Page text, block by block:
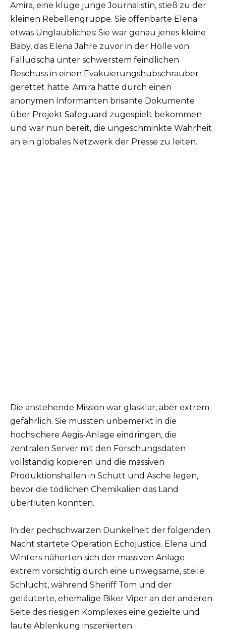
Amira, eine kluge junge Journalistin, stieß zu der
kleinen Rebellengruppe. Sie offenbarte Elena
etwas Unglaubliches: Sie war genau jenes kleine
Baby, das Elena Jahre zuvor in der Hölle von
Falludscha unter schwerstem feindlichen
Beschuss in einen Evakuierungshubschrauber
gerettet hatte. Amira hatte durch einen
anonymen Informanten brisante Dokumente
über Projekt Safeguard zugespielt bekommen
und war nun bereit, die ungeschminkte Wahrheit
an ein globales Netzwerk der Presse zu leiten.
Die anstehende Mission war glasklar, aber extrem
gefährlich. Sie mussten unbemerkt in die
hochsichere Aegis-Anlage eindringen, die
zentralen Server mit den Forschungsdaten
vollständig kopieren und die massiven
Produktionshallen in Schutt und Asche legen,
bevor die tödlichen Chemikalien das Land
überfluten konnten.
In der pechschwarzen Dunkelheit der folgenden
Nacht startete Operation Echojustice. Elena und
Winters näherten sich der massiven Anlage
extrem vorsichtig durch eine unwegsame, steile
Schlucht, während Sheriff Tom und der
geläuterte, ehemalige Biker Viper an der anderen
Seite des riesigen Komplexes eine gezielte und
laute Ablenkung inszenierten.